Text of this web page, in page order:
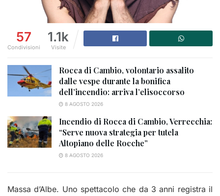
57
Condivisioni
1.1k
Visite
Rocca di Cambio, volontario assalito
dalle vespe durante la bonifica
dell’incendio: arriva l’elisoccorso
8 AGOSTO 2026
Incendio di Rocca di Cambio, Verrecchia:
“Serve nuova strategia per tutela
Altopiano delle Rocche”
8 AGOSTO 2026
Massa d’Albe. Uno spettacolo che da 3 anni registra il